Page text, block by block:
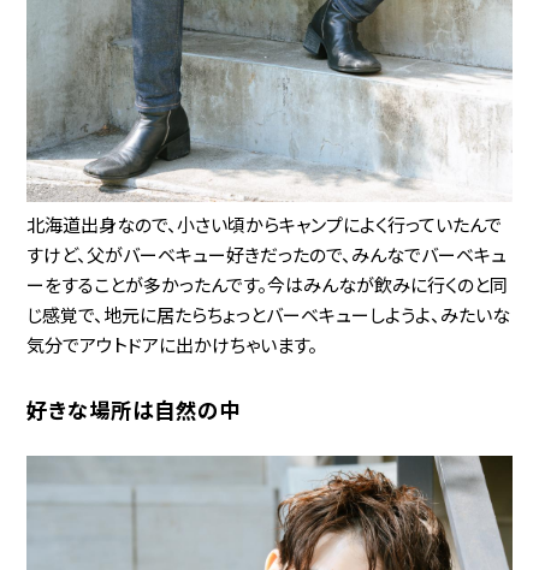
北海道出身なので、小さい頃からキャンプによく行っていたんで
すけど、父がバーベキュー好きだったので、みんなでバーベキュ
ーをすることが多かったんです。今はみんなが飲みに行くのと同
じ感覚で、地元に居たらちょっとバーベキューしようよ、みたいな
気分でアウトドアに出かけちゃいます。
好きな場所は自然の中